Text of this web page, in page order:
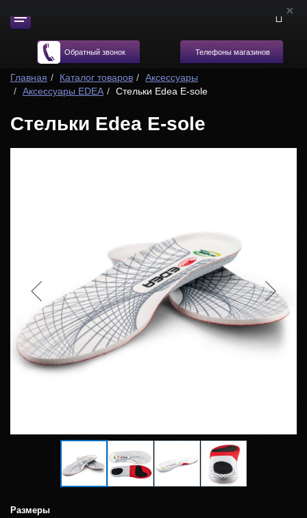
Обратный звонок Телефоны магазинов
Главная Каталог товаров
Аксессуары
Аксессуары EDEA
Стельки Edea E-sole
Стельки Edea E-sole
Размеры